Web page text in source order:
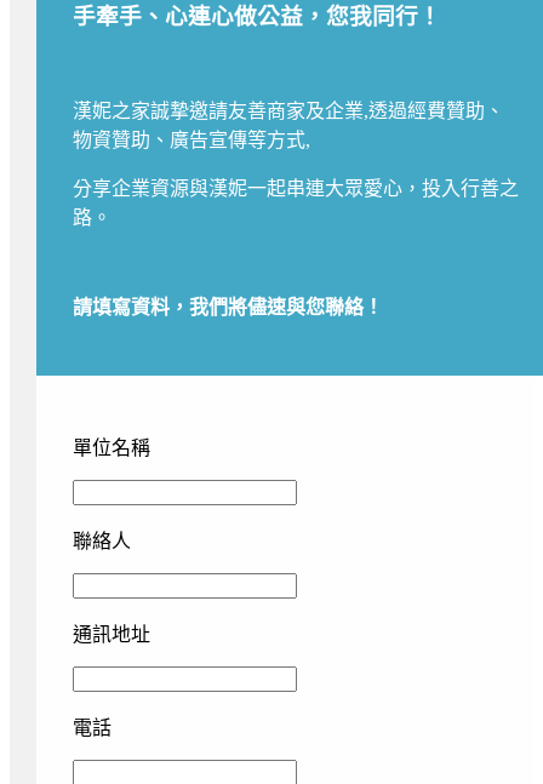
手牽手、心連心做公益，您我同行！
漢妮之家誠摯邀請友善商家及企業,透過經費贊助、
物資贊助、廣告宣傳等方式,
分享企業資源與漢妮一起串連大眾愛心，投入行善之
路。
請填寫資料，我們將儘速與您聯絡！
單位名稱
聯絡人
通訊地址
電話